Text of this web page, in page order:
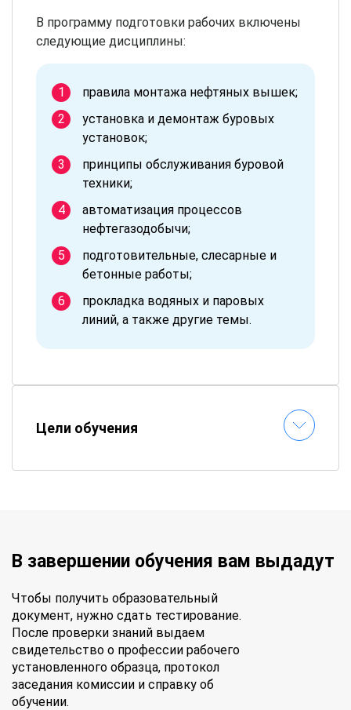
В программу подготовки рабочих включены
следующие дисциплины:
правила монтажа нефтяных вышек;
установка и демонтаж буровых
установок;
принципы обслуживания буровой
техники;
автоматизация процессов
нефтегазодобычи;
подготовительные, слесарные и
бетонные работы;
прокладка водяных и паровых
линий, а также другие темы.
Цели обучения
В завершении обучения вам выдадут
Чтобы получить образовательный
документ, нужно сдать тестирование.
После проверки знаний выдаем
свидетельство о профессии рабочего
установленного образца, протокол
заседания комиссии и справку об
обучении.